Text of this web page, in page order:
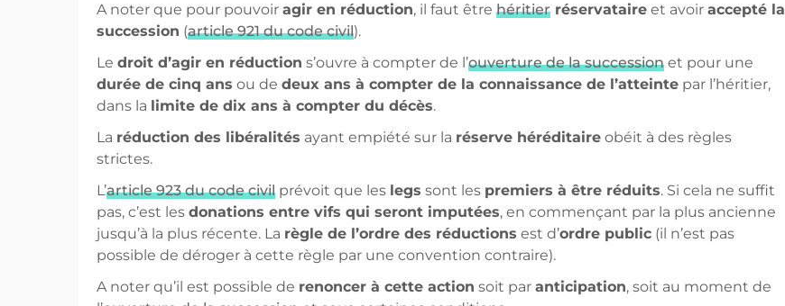
A noter que pour pouvoir agir en réduction, il faut être héritier réservataire et avoir accepté la
succession (article 921 du code civil).
Le droit d’agir en réduction s’ouvre à compter de l’ouverture de la succession et pour une
durée de cinq ans ou de deux ans à compter de la connaissance de l’atteinte par l’héritier,
dans la limite de dix ans à compter du décès.
La réduction des libéralités ayant empiété sur la réserve héréditaire obéit à des règles
strictes.
L’article 923 du code civil prévoit que les legs sont les premiers à être réduits. Si cela ne suffit
pas, c’est les donations entre vifs qui seront imputées, en commençant par la plus ancienne
jusqu’à la plus récente. La règle de l’ordre des réductions est d’ordre public (il n’est pas
possible de déroger à cette règle par une convention contraire).
A noter qu’il est possible de renoncer à cette action soit par anticipation, soit au moment de